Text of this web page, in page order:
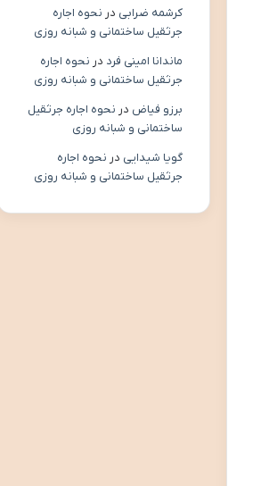
کرشمه ضرابی در نحوه اجاره
جرثقیل ساختمانی و شبانه روزی
ماندانا امینی فرد در نحوه اجاره
جرثقیل ساختمانی و شبانه روزی
برزو فیاض در نحوه اجاره جرثقیل
ساختمانی و شبانه روزی
گویا شیدایی در نحوه اجاره
جرثقیل ساختمانی و شبانه روزی